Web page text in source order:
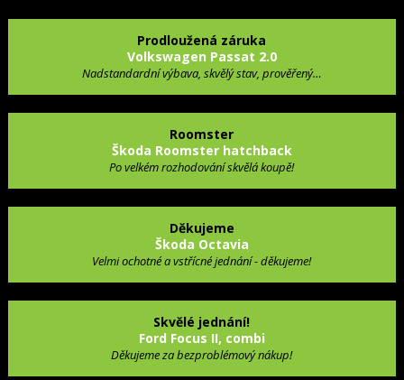
Prodloužená záruka
Volkswagen Passat 2.0
Nadstandardní výbava, skvělý stav, prověřený…
Roomster
Škoda Roomster hatchback
Po velkém rozhodování skvělá koupě!
Děkujeme
Škoda Octavia
Velmi ochotné a vstřícné jednání - děkujeme!
Skvělé jednání!
Ford Focus II, combi
Děkujeme za bezproblémový nákup!